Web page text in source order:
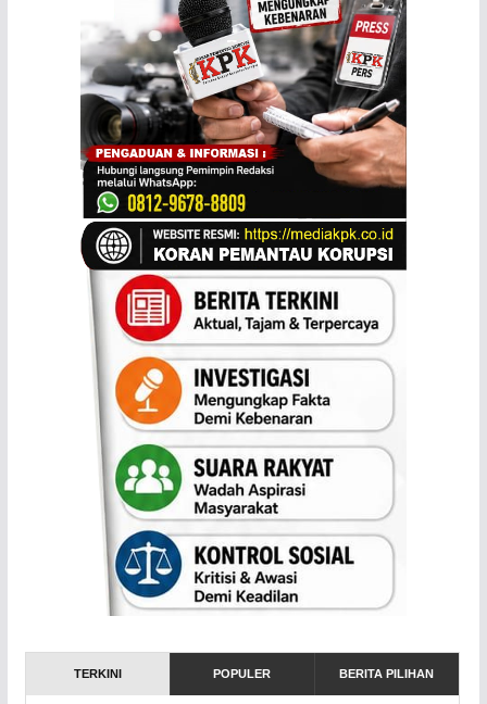
TERKINI POPULER BERITA PILIHAN